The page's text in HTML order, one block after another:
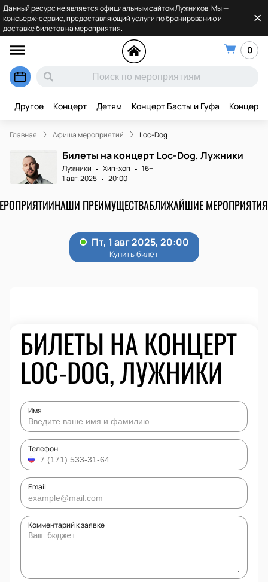
Данный ресурс не является официальным сайтом Лужников. Мы —
консьерж-сервис, предоставляющий услуги по бронированию и
доставке билетов на мероприятия.
0
Другое Концерт Детям Концерт Басты и Гуфа Концерт
Главная Афиша мероприятий Loc-Dog
Билеты на концерт Loc-Dog, Лужники
Лужники Хип-хоп
16+
1 авг. 2025
20:00
НАШИ ПРЕИМУЩЕСТВАБЛИЖАЙШИЕ МЕРОПРИЯТИЯ
БИЛЕТЫ НА КОНЦЕРТ
LOC-DOG, ЛУЖНИКИ
Имя
Телефон
Email
Комментарий к заявке